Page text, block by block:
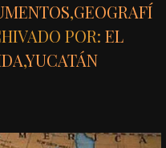
,GEOGRAFÍ
POR:EL
,YUCATÁN